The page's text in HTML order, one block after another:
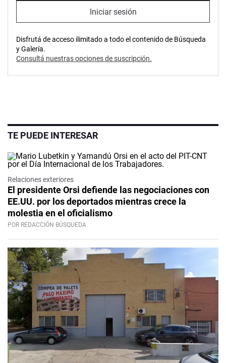
Iniciar sesión
Disfrutá de acceso ilimitado a todo el contenido de Búsqueda
y Galería.
Consultá nuestras opciones de suscripción.
TE PUEDE INTERESAR
Relaciones exteriores
El presidente Orsi defiende las negociaciones con
EE.UU. por los deportados mientras crece la
molestia en el oficialismo
POR REDACCIÓN BÚSQUEDA